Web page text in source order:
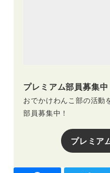
プレミアム部員募集中
おでかけわんこ部の活動
部員募集中！
プレミア